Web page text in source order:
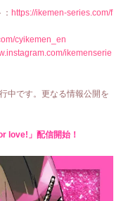
https://ikemen-series.com/f
cyikemen_en
ikemenserie
中です。更なる情報公開を
love!」配信開始！